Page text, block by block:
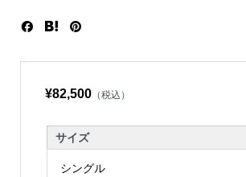
¥82,500（税込）
サイズ